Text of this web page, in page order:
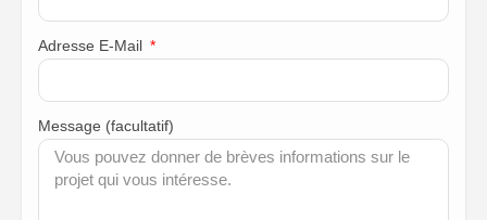
Adresse E-Mail
Message (facultatif)